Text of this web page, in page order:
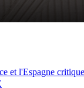
et l'Espagne